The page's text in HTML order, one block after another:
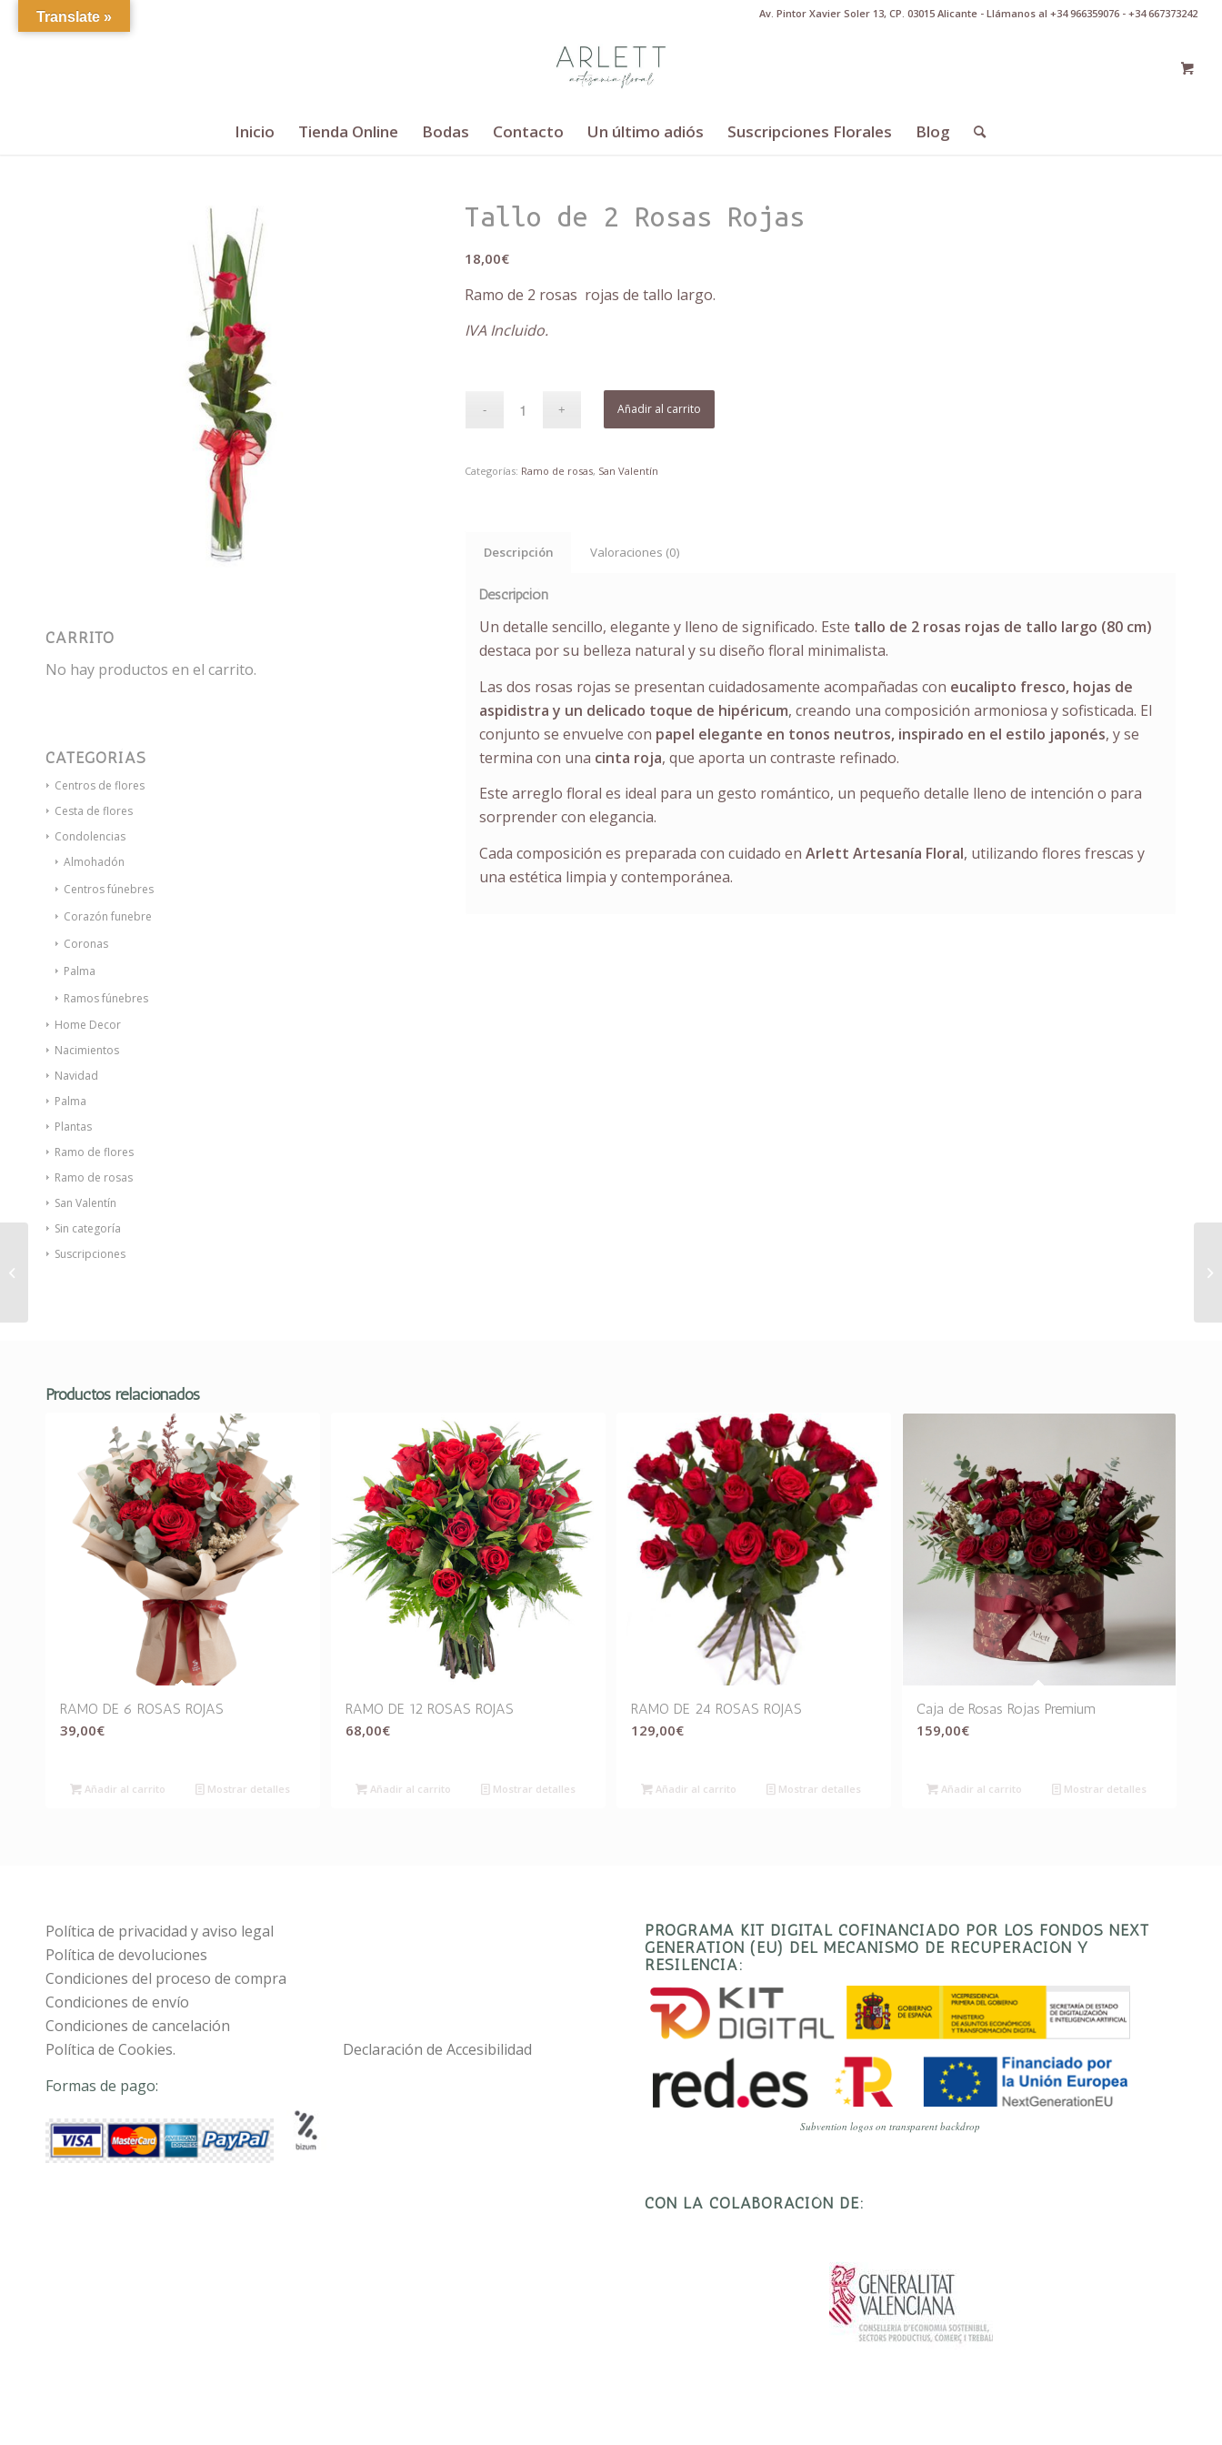
Av. Pintor Xavier Soler 13, CP. 03015 Alicante - Llámanos al +34 966359076 - +34 667373242
Inicio Tienda Online Bodas Contacto Un último adiós Suscripciones Florales Blog
CARRITO
No hay productos en el carrito.
CATEGORÍAS
Centros de flores
Cesta de flores
Condolencias
Almohadón
Centros fúnebres
Corazón funebre
Coronas
Palma
Ramos fúnebres
Home Decor
Nacimientos
Navidad
Palma
Plantas
Ramo de flores
Ramo de rosas
San Valentín
Sin categoría
Suscripciones
Tallo de 2 Rosas Rojas
18,00€
Ramo de 2 rosas rojas de tallo largo.
IVA Incluido.
Añadir al carrito
Categorías: Ramo de rosas, San Valentín
Descripción Valoraciones (0)
Descripción
Un detalle sencillo, elegante y lleno de significado. Este tallo de 2 rosas rojas de tallo largo (80 cm)
destaca por su belleza natural y su diseño floral minimalista.
Las dos rosas rojas se presentan cuidadosamente acompañadas con eucalipto fresco, hojas de
aspidistra y un delicado toque de hipéricum, creando una composición armoniosa y sofisticada. El
conjunto se envuelve con papel elegante en tonos neutros, inspirado en el estilo japonés, y se
termina con una cinta roja, que aporta un contraste refinado.
Este arreglo floral es ideal para un gesto romántico, un pequeño detalle lleno de intención o para
sorprender con elegancia.
Cada composición es preparada con cuidado en Arlett Artesanía Floral, utilizando flores frescas y
una estética limpia y contemporánea.
Productos relacionados
RAMO DE 6 ROSAS ROJAS
39,00€
Añadir al carrito Mostrar detalles
RAMO DE 12 ROSAS ROJAS
68,00€
Añadir al carrito Mostrar detalles
RAMO DE 24 ROSAS ROJAS
129,00€
Añadir al carrito Mostrar detalles
Caja de Rosas Rojas Premium
159,00€
Añadir al carrito Mostrar detalles
Política de privacidad y aviso legal
Política de devoluciones
Condiciones del proceso de compra
Condiciones de envío
Condiciones de cancelación
Política de Cookies.
Declaración de Accesibilidad
Formas de pago:
PROGRAMA KIT DIGITAL COFINANCIADO POR LOS FONDOS NEXT
GENERATION (EU) DEL MECANISMO DE RECUPERACIÓN Y
RESILENCIA:
Subvention logos on transparent backdrop
CON LA COLABORACIÓN DE:
Ramo de Flores
Translate »